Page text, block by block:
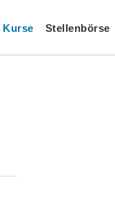
Kurse Stellenbörse